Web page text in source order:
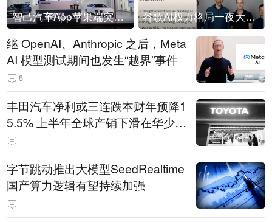
智己汽车App苹果端突然“下架” 谷歌AI权力格局一夜大洗牌
继 OpenAI、Anthropic 之后，Meta
AI 模型测试期间也发生“越界”事件
8
丰田汽车净利或三连跌本财年预降1
5.5% 上半年全球产销下滑在华少卖
14.3万辆
字节跳动推出大模型SeedRealtime
国产算力逻辑有望持续加强